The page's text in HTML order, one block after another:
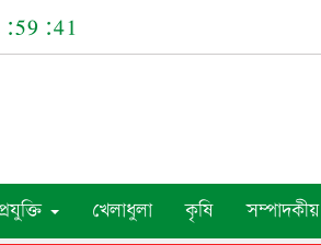
খেলাধুলা কৃষি সম্পাদকীয়